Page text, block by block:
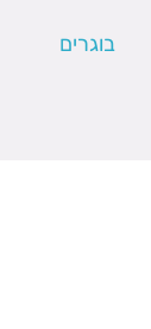
בוגרים